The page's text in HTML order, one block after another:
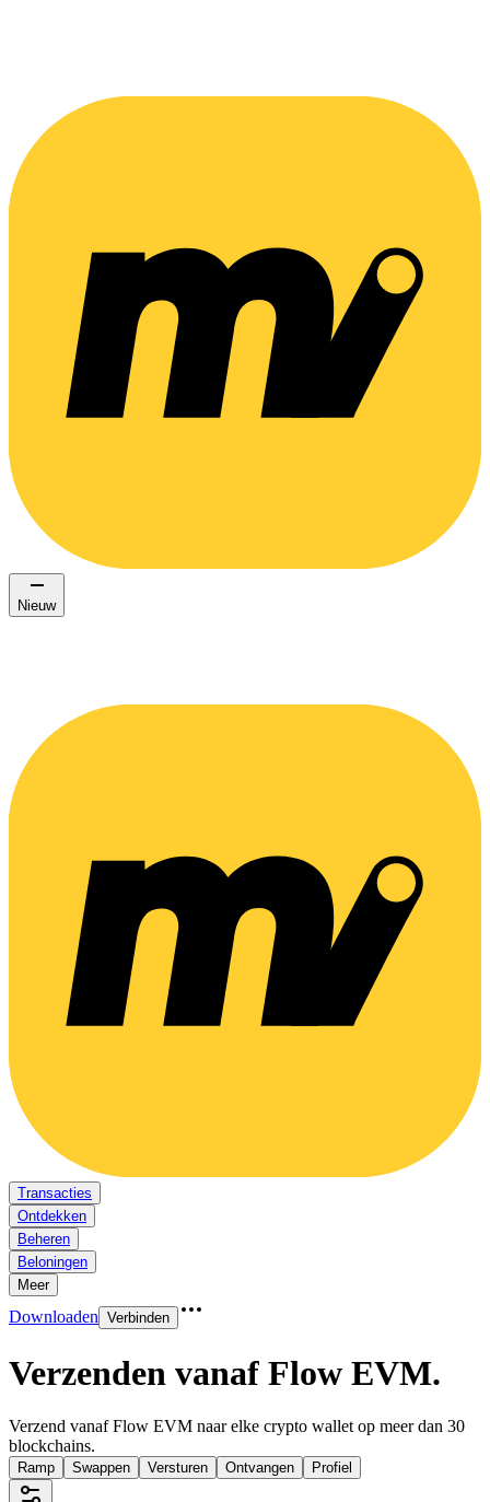
Nieuw
Transacties
Ontdekken
Beheren
Beloningen
Meer
Downloaden Verbinden
Verzenden vanaf Flow EVM.
Verzend vanaf Flow EVM naar elke crypto wallet op meer dan 30
blockchains.
Ramp Swappen Versturen Ontvangen Profiel